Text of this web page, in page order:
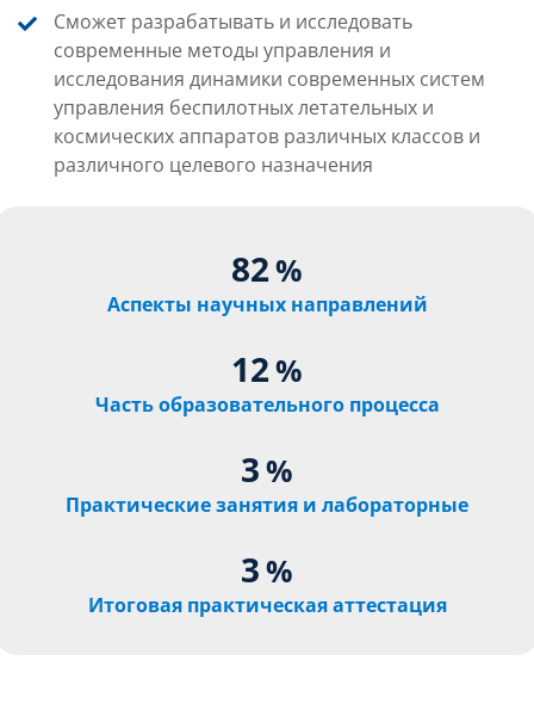
Сможет разрабатывать и исследовать
современные методы управления и
исследования динамики современных систем
управления беспилотных летательных и
космических аппаратов различных классов и
различного целевого назначения
82%
Аспекты научных направлений
12%
Часть образовательного процесса
3%
Практические занятия и лабораторные
3%
Итоговая практическая аттестация